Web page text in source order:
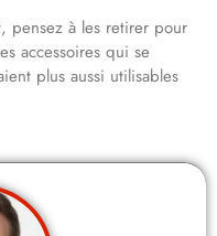
pensez à les retirer pour
accessoires qui se
plus aussi utilisables